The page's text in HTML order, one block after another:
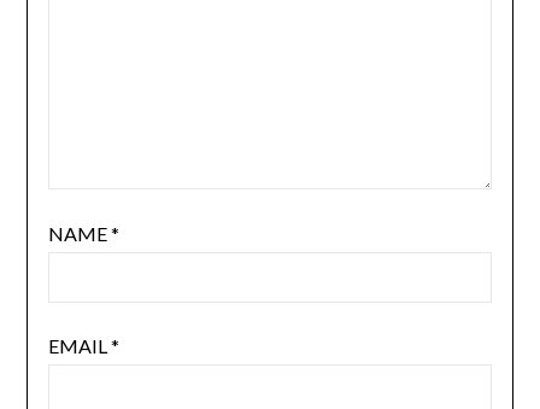
NAME*
EMAIL*